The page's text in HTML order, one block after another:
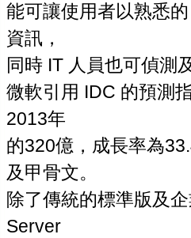
能可讓使用者以熟悉
資訊，
同時 IT 人員也可偵測
微軟引用 IDC 的預測
2013年
的320億，成長率為
及甲骨文。
除了傳統的標準版及
Server